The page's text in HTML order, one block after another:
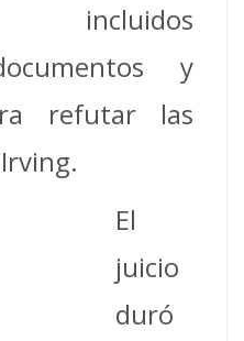
incluidos
y
refutar las
El
juicio
duró